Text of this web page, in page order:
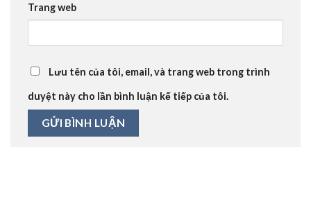
Trang web
Lưu tên của tôi, email, và trang web trong trình
duyệt này cho lần bình luận kế tiếp của tôi.